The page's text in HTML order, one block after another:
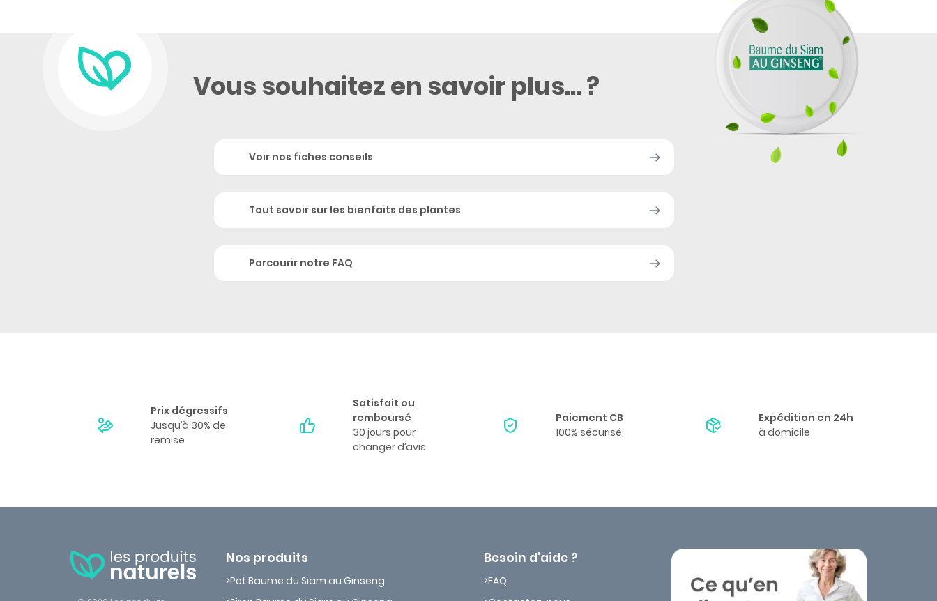
Vous souhaitez en savoir plus... ?
Voir nos fiches conseils
Tout savoir sur les bienfaits des plantes
Parcourir notre FAQ
Prix dégressifs
Jusqu’à 30% de
remise
Satisfait ou
remboursé
30 jours pour
changer d’avis
Paiement CB
100% sécurisé
Expédition en 24h
à domicile
Nos produits
Pot Baume du Siam au Ginseng
Besoin d'aide ?
FAQ